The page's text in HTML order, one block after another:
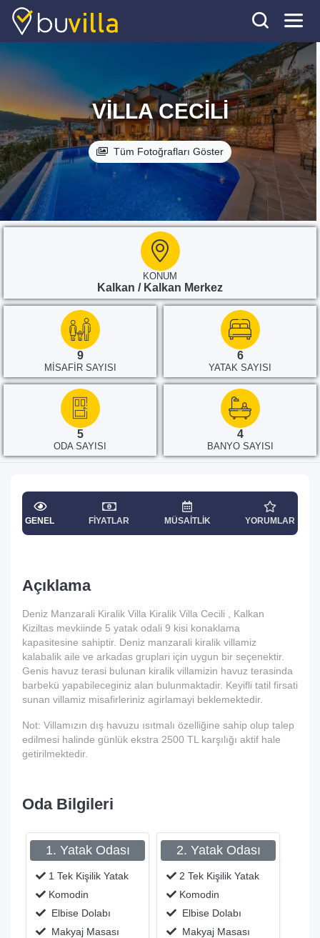
VILLA CECILI
Tüm Fotoğrafları Göster
KONUM
Kalkan / Kalkan Merkez
9
MISAFIR SAYISI
6
YATAK SAYISI
5
ODA SAYISI
4
BANYO SAYISI
GENEL FIYATLAR MÜSAITLIK YORUMLAR
Açıklama
Deniz Manzarali Kiralik Villa Kiralik Villa Cecili , Kalkan
Kiziltas mevkiinde 5 yatak odali 9 kisi konaklama
kapasitesine sahiptir. Deniz manzarali kiralik villamiz
kalabalik aile ve arkadas gruplari için uygun bir seçenektir.
Genis havuz terasi bulunan kiralik villamizin havuz terasinda
barbekü yapabileceginiz alan bulunmaktadir. Keyifli tatil firsati
sunan villamiz misafirleriniz agirlamayi beklemektedir.
Not: Villamızın dış havuzu ısıtmalı özelliğine sahip olup talep
edilmesi halinde günlük ekstra 2500 TL karşılığı aktif hale
getirilmektedir.
Oda Bilgileri
1. Yatak Odası
1 Tek Kişilik Yatak
Komodin
Elbise Dolabı
Makyaj Masası
2. Yatak Odası
2 Tek Kişilik Yatak
Komodin
Elbise Dolabı
Makyaj Masası